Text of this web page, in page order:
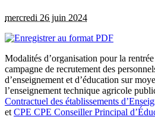
mercredi 26 juin 2024
Modalités d’organisation pour la
campagne de recrutement des
d’enseignement et d’éducation sur
l’enseignement technique agricole
Contractuel des établissements
et CPE CPE Conseiller Principal